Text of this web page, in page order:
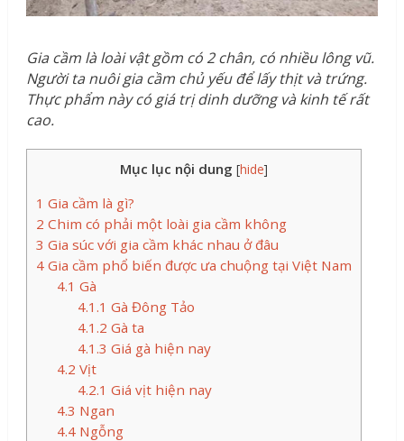
Gia cầm là loài vật gồm có 2 chân, có nhiều lông vũ.
Người ta nuôi gia cầm chủ yếu để lấy thịt và trứng.
Thực phẩm này có giá trị dinh dưỡng và kinh tế rất
cao.
Mục lục nội dung [hide]
1 Gia cầm là gì?
2 Chim có phải một loài gia cầm không
3 Gia súc với gia cầm khác nhau ở đâu
4Gia cầm phổ biến được ưa chuộng tại Việt Nam
4.1 Gà
4.1.1 Gà Đông Tảo
4.1.2 Gà ta
4.1.3 Giá gà hiện nay
4.2 Vịt
4.2.1 Giá vịt hiện nay
4.3 Ngan
4.4Ngỗng